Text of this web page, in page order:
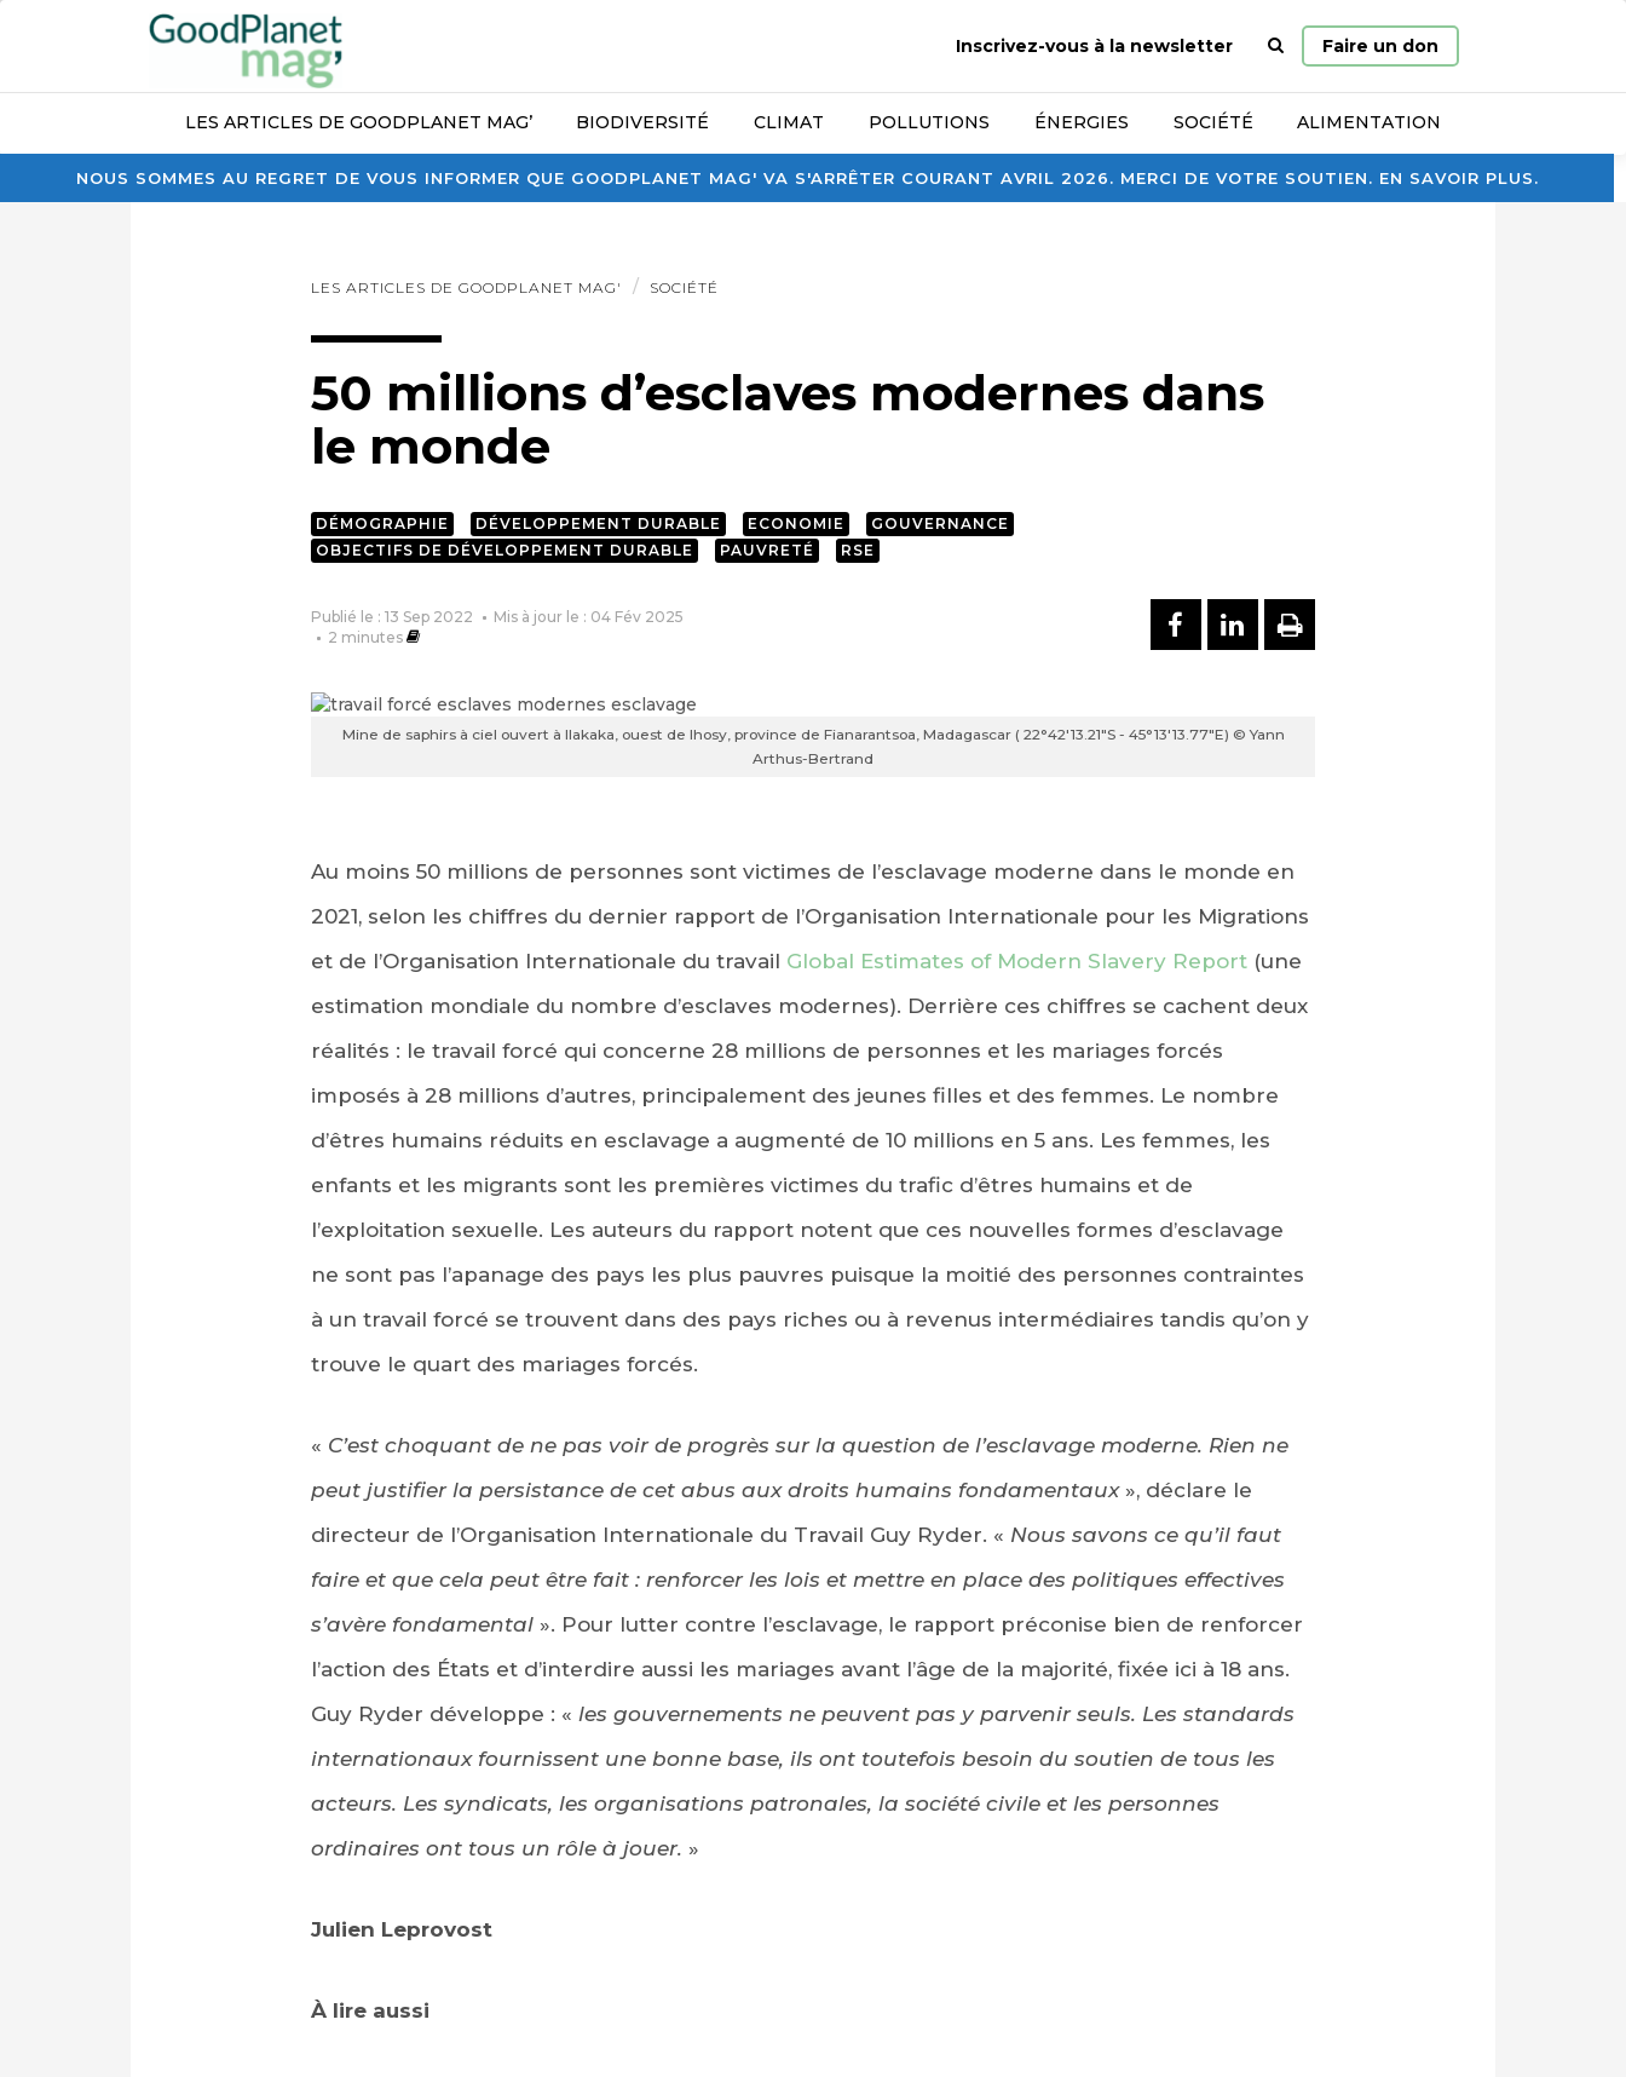
NOUS SOMMES AU REGRET DE VOUS INFORMER QUE GOODPLANET MAG' VA S'ARRÊTER COURANT AVRIL 2026. MERCI DE VOTRE SOUTIEN. EN SAVOIR PLUS.
Inscrivez-vous à la newsletter
Page
d’accueil
Faire un don
LES ARTICLES DE GOODPLANET MAG’ BIODIVERSITÉ CLIMAT POLLUTIONS ÉNERGIES SOCIÉTÉ ALIMENTATION
LES ARTICLES DE GOODPLANET MAG' SOCIÉTÉ
50 millions d’esclaves modernes dans
le monde
DÉMOGRAPHIE DÉVELOPPEMENT DURABLE ECONOMIE
GOUVERNANCE
OBJECTIFS DE DÉVELOPPEMENT DURABLE
PAUVRETÉ RSE
Publié le : 13 Sep 2022
Mis à jour le : 04 Fév 2025
2 minutes
PARTAGER SUR FACEBOOK
PARTAGER SUR
IMPRIMER
Mine de saphirs à ciel ouvert à Ilakaka, ouest de Ihosy, province de Fianarantsoa, Madagascar ( 22°42'13.21"S - 45°13'13.77"E) © Yann
Arthus-Bertrand
Au moins 50 millions de personnes sont victimes de l’esclavage moderne dans le monde en
2021, selon les chiffres du dernier rapport de l’Organisation Internationale pour les Migrations
et de l’Organisation Internationale du travail Global Estimates of Modern Slavery Report(une
estimation mondiale du nombre d’esclaves modernes). Derrière ces chiffres se cachent deux
réalités : le travail forcé qui concerne 28 millions de personnes et les mariages forcés
imposés à 28 millions d’autres, principalement des jeunes filles et des femmes. Le nombre
d’êtres humains réduits en esclavage a augmenté de 10 millions en 5 ans. Les femmes, les
enfants et les migrants sont les premières victimes du trafic d’êtres humains et de
l’exploitation sexuelle. Les auteurs du rapport notent que ces nouvelles formes d’esclavage
ne sont pas l’apanage des pays les plus pauvres puisque la moitié des personnes contraintes
à un travail forcé se trouvent dans des pays riches ou à revenus intermédiaires tandis qu’on y
trouve le quart des mariages forcés.
« C’est choquant de ne pas voir de progrès sur la question de l’esclavage moderne. Rien ne
peut justifier la persistance de cet abus aux droits humains fondamentaux », déclare le
directeur de l’Organisation Internationale du Travail Guy Ryder. « Nous savons ce qu’il faut
faire et que cela peut être fait : renforcer les lois et mettre en place des politiques effectives
s’avère fondamental». Pour lutter contre l’esclavage, le rapport préconise bien de renforcer
l’action des États et d’interdire aussi les mariages avant l’âge de la majorité, fixée ici à 18 ans.
Guy Ryder développe : « les gouvernements ne peuvent pas y parvenir seuls. Les standards
internationaux fournissent une bonne base, ils ont toutefois besoin du soutien de tous les
acteurs. Les syndicats, les organisations patronales, la société civile et les personnes
ordinaires ont tous un rôle à jouer. »
Julien Leprovost
À lire aussi